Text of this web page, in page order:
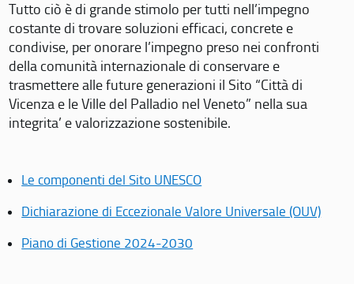
Tutto ciò è di grande stimolo per tutti nell’impegno
costante di trovare soluzioni efficaci, concrete e
condivise, per onorare l’impegno preso nei confronti
della comunità internazionale di conservare e
trasmettere alle future generazioni il Sito “Città di
Vicenza e le Ville del Palladio nel Veneto” nella sua
integrita’ e valorizzazione sostenibile.
Le componenti del Sito UNESCO
Dichiarazione di Eccezionale Valore Universale (OUV)
Piano di Gestione 2024-2030